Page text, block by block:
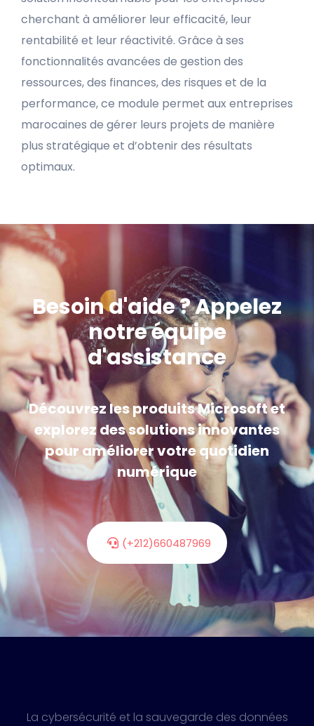
cherchant à améliorer leur efficacité, leur
rentabilité et leur réactivité. Grâce à ses
fonctionnalités avancées de gestion des
ressources, des finances, des risques et de la
performance, ce module permet aux entreprises
marocaines de gérer leurs projets de manière
plus stratégique et d’obtenir des résultats
optimaux.
Besoin d'aide ? Appelez
notre équipe
d'assistance
Découvrez les produits Microsoft et
explorez des solutions innovantes
pour améliorer votre quotidien
numérique
(+212)660487969
La cybersécurité et la sauvegarde des données